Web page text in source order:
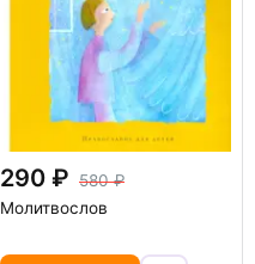
290
580
Молитвослов